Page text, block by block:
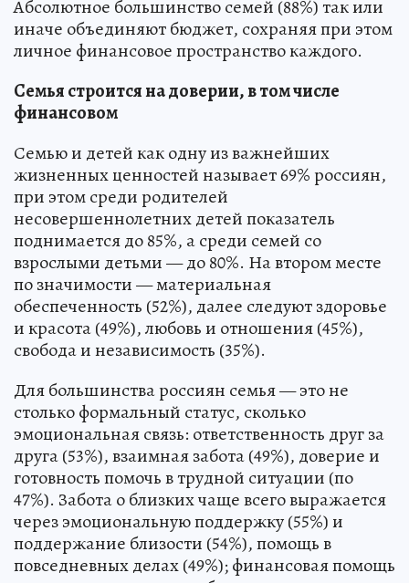
Абсолютное большинство семей (88%) так или
иначе объединяют бюджет, сохраняя при этом
личное финансовое пространство каждого.
Семья строится на доверии, в том числе
финансовом
Семью и детей как одну из важнейших
жизненных ценностей называет 69% россиян,
при этом среди родителей
несовершеннолетних детей показатель
поднимается до 85%, а среди семей со
взрослыми детьми — до 80%. На втором месте
по значимости — материальная
обеспеченность (52%), далее следуют здоровье
и красота (49%), любовь и отношения (45%),
свобода и независимость (35%).
Для большинства россиян семья — это не
столько формальный статус, сколько
эмоциональная связь: ответственность друг за
друга (53%), взаимная забота (49%), доверие и
готовность помочь в трудной ситуации (по
47%). Забота о близких чаще всего выражается
через эмоциональную поддержку (55%) и
поддержание близости (54%), помощь в
повседневных делах (49%); финансовая помощь